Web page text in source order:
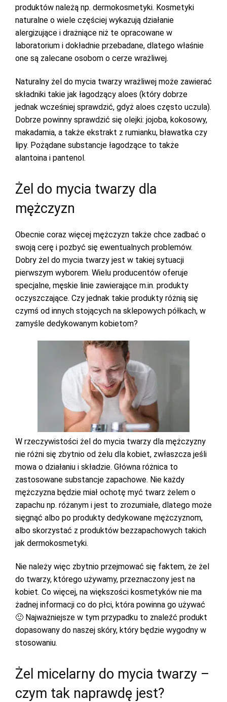
produktów należą np. dermokosmetyki. Kosmetyki
naturalne o wiele częściej wykazują działanie
alergizujące i drażniące niż te opracowane w
laboratorium i dokładnie przebadane, dlatego właśnie
one są zalecane osobom o cerze wrażliwej.
Naturalny żel do mycia twarzy wrażliwej może zawierać
składniki takie jak łagodzący aloes (który dobrze
jednak wcześniej sprawdzić, gdyż aloes często uczula).
Dobrze powinny sprawdzić się olejki: jojoba, kokosowy,
makadamia, a także ekstrakt z rumianku, bławatka czy
lipy. Pożądane substancje łagodzące to także
alantoina i pantenol.
Żel do mycia twarzy dla
mężczyzn
Obecnie coraz więcej mężczyzn także chce zadbać o
swoją cerę i pozbyć się ewentualnych problemów.
Dobry żel do mycia twarzy jest w takiej sytuacji
pierwszym wyborem. Wielu producentów oferuje
specjalne, męskie linie zawierające m.in. produkty
oczyszczające. Czy jednak takie produkty różnią się
czymś od innych stojących na sklepowych półkach, w
zamyśle dedykowanym kobietom?
W rzeczywistości żel do mycia twarzy dla mężczyzny
nie różni się zbytnio od żelu dla kobiet, zwłaszcza jeśli
mowa o działaniu i składzie. Główna różnica to
zastosowane substancje zapachowe. Nie każdy
mężczyzna będzie miał ochotę myć twarz żelem o
zapachu np. różanym i jest to zrozumiałe, dlatego może
sięgnąć albo po produkty dedykowane mężczyznom,
albo skorzystać z produktów bezzapachowych takich
jak dermokosmetyki.
Nie należy więc zbytnio przejmować się faktem, że żel
do twarzy, którego używamy, przeznaczony jest na
kobiet. Co więcej, na większości kosmetyków nie ma
żadnej informacji co do płci, która powinna go używać
🙂 Najważniejsze w tym przypadku to znaleźć produkt
dopasowany do naszej skóry, który będzie wygodny w
stosowaniu.
Żel micelarny do mycia twarzy –
czym tak naprawdę jest?